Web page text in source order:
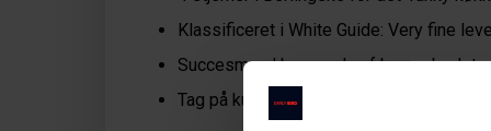
Klassificeret i White Guide: Very fine level
Succesmand bag nogle af byens bedst
Tag på kulinarisk madeventyr til